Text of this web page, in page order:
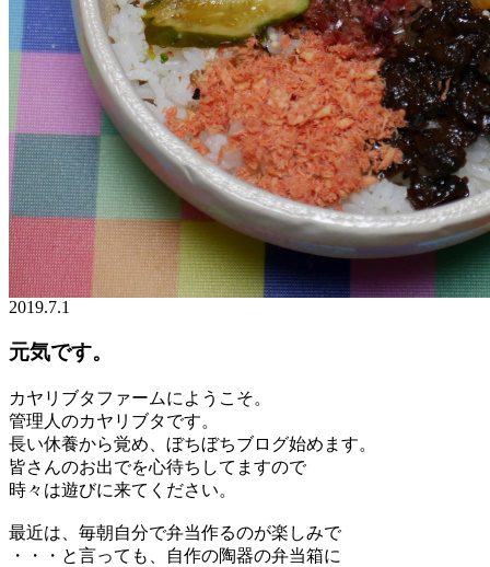
2019.7.1
元気です。
カヤリブタファームにようこそ。
管理人のカヤリブタです。
長い休養から覚め、ぼちぼちブログ始めます。
皆さんのお出でを心待ちしてますので
時々は遊びに来てください。
最近は、毎朝自分で弁当作るのが楽しみで
・・・と言っても、自作の陶器の弁当箱に